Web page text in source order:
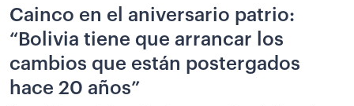
Cainco en el aniversario patrio:
“Bolivia tiene que arrancar los
cambios que están postergados
hace 20 años”